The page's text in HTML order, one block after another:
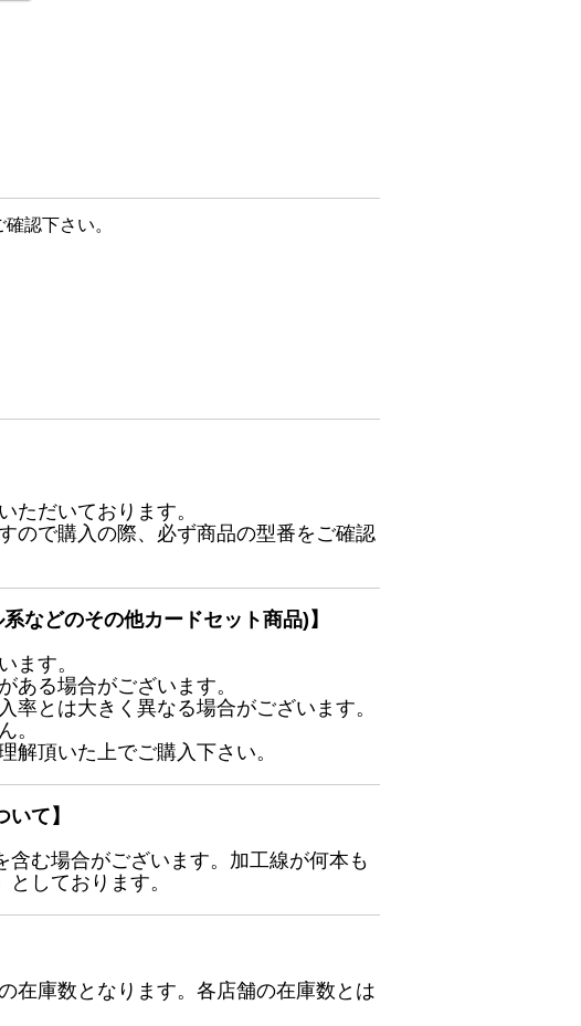
認下さい。
ただいております。
ので購入の際、必ず商品の型番をご確認
などのその他カードセット商品)】
ます。
ある場合がございます。
率とは大きく異なる場合がございます。
。
解頂いた上でご購入下さい。
て】
む場合がございます。加工線が何本も
しております。
在庫数となります。各店舗の在庫数とは